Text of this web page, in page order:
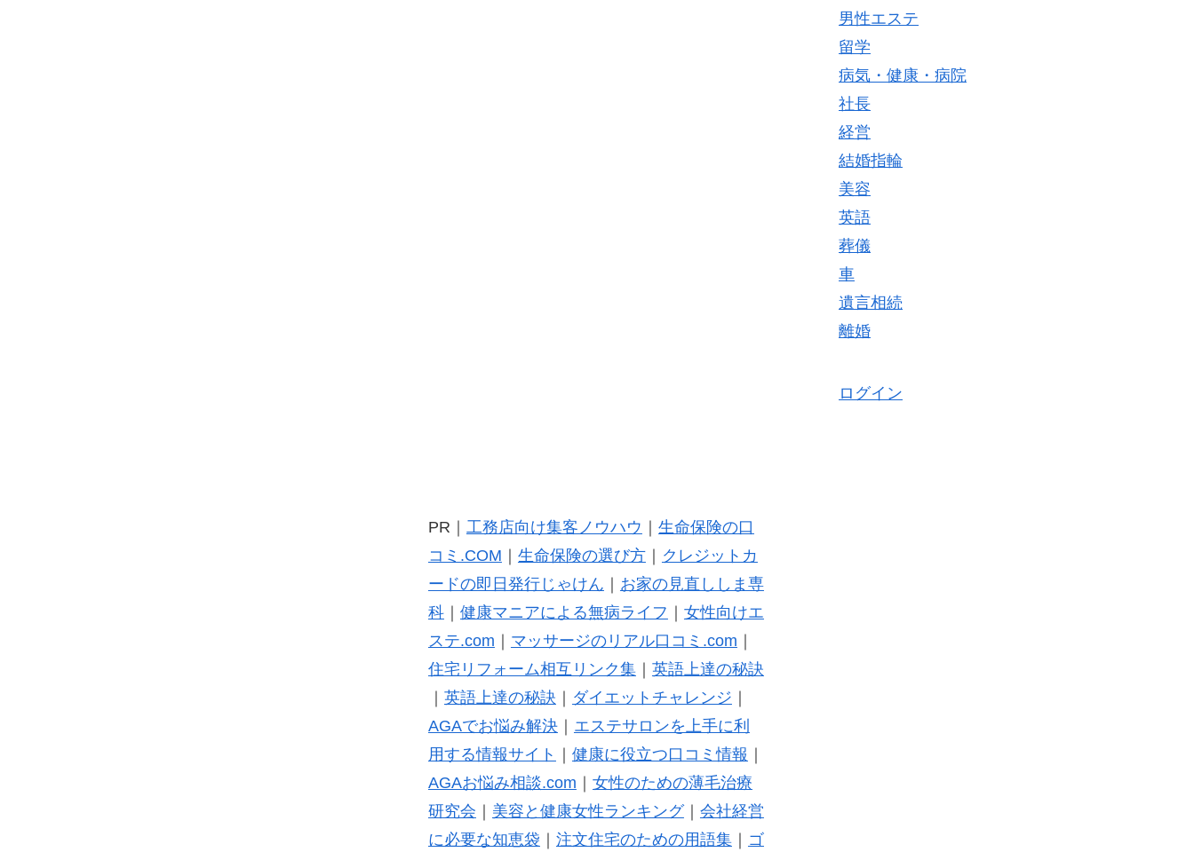
男性エステ
留学
病気・健康・病院
社長
経営
結婚指輪
美容
英語
葬儀
車
遺言相続
離婚
ログイン
PR｜ 工務店向け集客ノウハウ
生命保険の口
コミ.COM
生命保険の選び方｜
クレジットカ
ードの即日発行じゃけん
お家の見直ししま専
科｜ 健康マニアによる無病ライフ
女性向けエ
ステ.com
マッサージのリアル口コミ.com
住宅リフォーム相互リンク集｜ 英語上達の秘訣
英語上達の秘訣 ダイエットチャレンジ
AGAでお悩み解決｜ エステサロンを上手に利
用する情報サイト
健康に役立つ口コミ情報
AGAお悩み相談.com
女性のための薄毛治療
研究会
美容と健康女性ランキング｜ 会社経営
に必要な知恵袋
注文住宅のための用語集｜ ゴ